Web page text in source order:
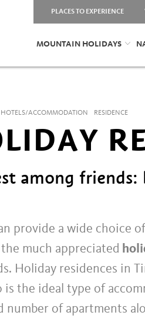
PLACES TO EXPERIENCE
MOUNTAIN HOLIDAYS
HOTELS/ACCOMMODATION RESIDENCE
among friends:
provide a wide choice
the much appreciated
Holiday residences in
is the ideal type of
number of apartments